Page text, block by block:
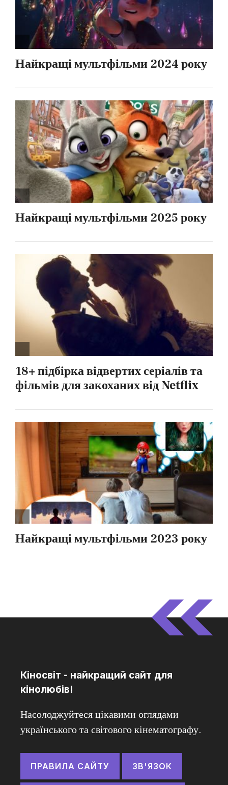
Кіносвіт - найкращий сайт для
кінолюбів!
Насолоджуйтеся цікавими оглядами
українського та світового кінематографу.
ПРАВИЛА САЙТУ ЗВ'ЯЗОК